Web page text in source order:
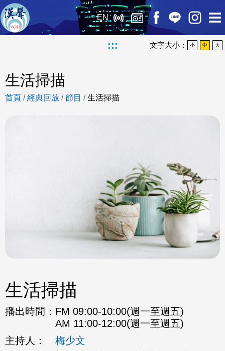
EN
::: 文字大小： 小 中 大
生活掃描
首頁 /經典回放 /節目 /生活掃描
生活掃描
播出時間： FM 09:00-10:00(週一至週五)
AM 11:00-12:00(週一至週五)
主持人：
梅少文